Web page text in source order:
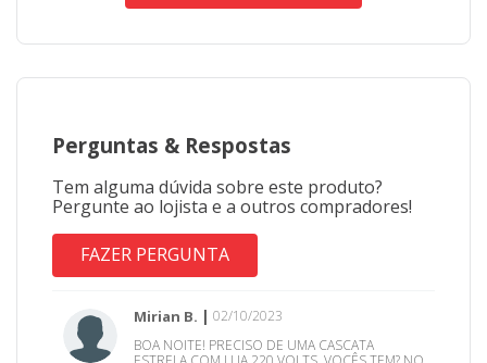
Perguntas & Respostas
Tem alguma dúvida sobre este produto?
Pergunte ao lojista e a outros compradores!
FAZER PERGUNTA
Mirian B.
02/10/2023
BOA NOITE! PRECISO DE UMA CASCATA